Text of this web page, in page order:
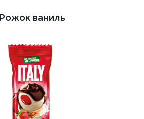
Рожок ваниль